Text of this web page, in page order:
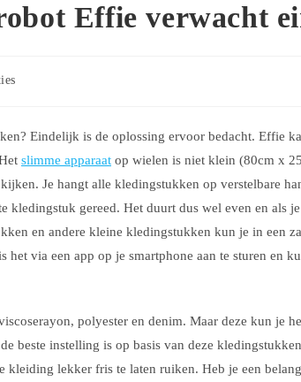
Effie verwacht
Eindelijk is de oplossing ervoor bedacht. Effie
slimme apparaat op wielen is niet klein (80cm x
Je hangt alle kledingstukken op verstelbare
kledingstuk gereed. Het duurt dus wel even en als
en andere kleine kledingstukken kun je in een
het via een app op je smartphone aan te sturen en
polyester en denim. Maar deze kun je
beste instelling is op basis van deze
kleiding lekker fris te laten ruiken. Heb je een